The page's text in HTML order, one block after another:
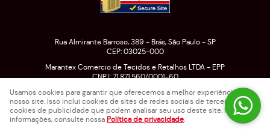
Rua Almirante Barroso, 389 - Brás, São Paulo- SP
CEP: 03025-000
Marantex Comercio de Tecidos e Retalhos LTDA - EPP
CNPJ: 71.871.560/0001-60
LOJA VIRTUAL CRIADA POR
Usamos cookies para garantir que oferecemos a melhor experiência em
nosso site. Isso inclui cookies de sites de redes sociais de terceiros e
cookies de publicidade que podem analisar seu uso deste site. Para mais
informações, consulte nossa Política de privacidade.